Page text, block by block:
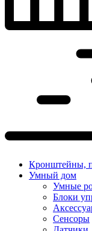
Кронштейны,
Умный дом
Умные
Блоки
Сенсоры